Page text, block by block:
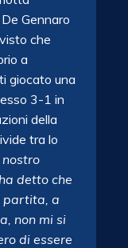
Gennaro
che
a
giocato una
3-1 in
della
tra lo
nostro
detto che
partita, a
non mi si
di essere